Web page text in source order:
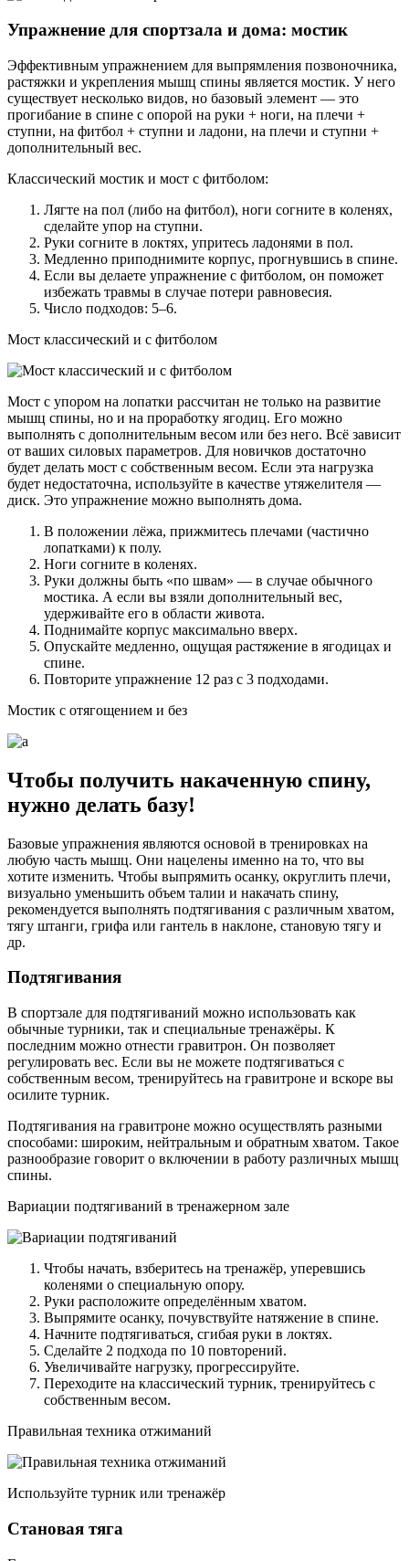
Упражнение для спортзала и дома: мостик
Эффективным упражнением для выпрямления позвоночника,
растяжки и укрепления мышц спины является мостик. У него
существует несколько видов, но базовый элемент — это
прогибание в спине с опорой на руки + ноги, на плечи +
ступни, на фитбол + ступни и ладони, на плечи и ступни +
дополнительный вес.
Классический мостик и мост с фитболом:
Лягте на пол (либо на фитбол), ноги согните в коленях,
сделайте упор на ступни.
Руки согните в локтях, упритесь ладонями в пол.
Медленно приподнимите корпус, прогнувшись в спине.
Если вы делаете упражнение с фитболом, он поможет
избежать травмы в случае потери равновесия.
Число подходов: 5–6.
Мост классический и с фитболом
Мост с упором на лопатки рассчитан не только на развитие
мышц спины, но и на проработку ягодиц. Его можно
выполнять с дополнительным весом или без него. Всё зависит
от ваших силовых параметров. Для новичков достаточно
будет делать мост с собственным весом. Если эта нагрузка
будет недостаточна, используйте в качестве утяжелителя —
диск. Это упражнение можно выполнять дома.
В положении лёжа, прижмитесь плечами (частично
лопатками) к полу.
Ноги согните в коленях.
Руки должны быть «по швам» — в случае обычного
мостика. А если вы взяли дополнительный вес,
удерживайте его в области живота.
Поднимайте корпус максимально вверх.
Опускайте медленно, ощущая растяжение в ягодицах и
спине.
Повторите упражнение 12 раз с 3 подходами.
Мостик с отягощением и без
Чтобы получить накаченную спину,
нужно делать базу!
Базовые упражнения являются основой в тренировках на
любую часть мышц. Они нацелены именно на то, что вы
хотите изменить. Чтобы выпрямить осанку, округлить плечи,
визуально уменьшить объем талии и накачать спину,
рекомендуется выполнять подтягивания с различным хватом,
тягу штанги, грифа или гантель в наклоне, становую тягу и
др.
Подтягивания
В спортзале для подтягиваний можно использовать как
обычные турники, так и специальные тренажёры. К
последним можно отнести гравитрон. Он позволяет
регулировать вес. Если вы не можете подтягиваться с
собственным весом, тренируйтесь на гравитроне и вскоре вы
осилите турник.
Подтягивания на гравитроне можно осуществлять разными
способами: широким, нейтральным и обратным хватом. Такое
разнообразие говорит о включении в работу различных мышц
спины.
Вариации подтягиваний в тренажерном зале
Чтобы начать, взберитесь на тренажёр, уперевшись
коленями о специальную опору.
Руки расположите определённым хватом.
Выпрямите осанку, почувствуйте натяжение в спине.
Начните подтягиваться, сгибая руки в локтях.
Сделайте 2 подхода по 10 повторений.
Увеличивайте нагрузку, прогрессируйте.
Переходите на классический турник, тренируйтесь с
собственным весом.
Правильная техника отжиманий
Используйте турник или тренажёр
Становая тяга